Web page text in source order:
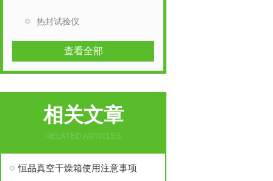
热封试验仪
查看全部
相关文章
RELATED ARTICLES
恒品真空干燥箱使用注意事项